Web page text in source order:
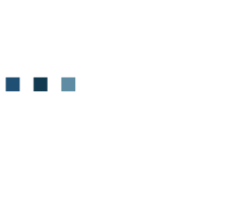
兩小時的飛行時間，就
開的風景。